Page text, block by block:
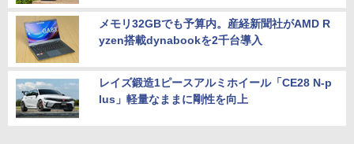
メモリ32GBでも予算内。産経新聞社がAMD R
yzen搭載dynabookを2千台導入
レイズ鍛造1ピースアルミホイール「CE28 N-p
lus」軽量なままに剛性を向上